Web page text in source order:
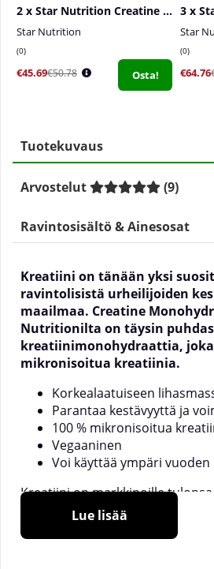
2 x Star Nutrition Creatine Monohydrate, 500 g
Star Nutrition
0
€45.69€50.78 Osta!
Star
0
€64.76
Tuotekuvaus
Arvostelut (9)
Ravintosisältö & Ainesosat
Kreatiini on tänään yksi
ravintolisistä urheilijoiden
maailmaa. Creatine
Nutritionilta on täysin
kreatiinimonohydraattia,
mikronisoitua kreatiinia.
Korkealaatuiseen
Parantaa kestävyyttä ja
100 % mikronisoitua
Vegaaninen
Voi käyttää ympäri vuoden
Kreatiini on markkinoille tulonsa
vakiinnuttanut asemansa
Kreatiini on tänään yksi
Lue lisää